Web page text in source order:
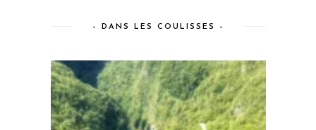
– DANS LES COULISSES –